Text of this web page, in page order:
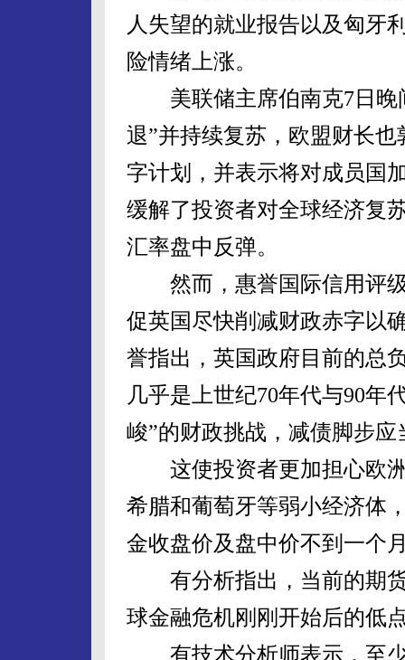
人失望的就业报告以及匈牙
险情绪上涨。
美联储主席伯南克7日晚
退”并持续复苏，欧盟财长
字计划，并表示将对成员国
缓解了投资者对全球经济复
汇率盘中反弹。
然而，惠誉国际信用评级
促英国尽快削减财政赤字以
誉指出，英国政府目前的总
几乎是上世纪70年代与90年
峻”的财政挑战，减债脚步
这使投资者更加担心欧洲
希腊和葡萄牙等弱小经济体
金收盘价及盘中价不到一个
有分析指出，当前的期货
球金融危机刚刚开始后的低
有技术分析师表示，至少